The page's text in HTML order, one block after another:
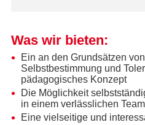
Was wir bieten:
Ein an den Grundsätzen
Selbstbestimmung und
pädagogisches Konzept
Die Möglichkeit
in einem verlässlichen
Eine vielseitige und